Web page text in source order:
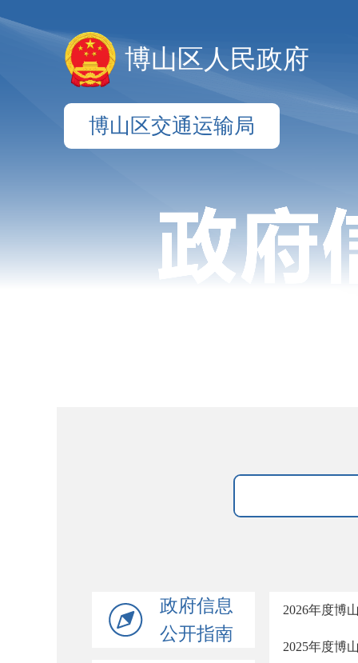
博山区人民政府
博山区交通运输局
政府信息
公开指南
2026年度博
2025年度博